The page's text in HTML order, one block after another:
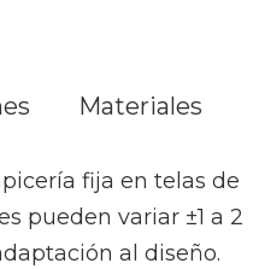
Materiales
fija en telas de
pueden variar ±1 a 2
al diseño.